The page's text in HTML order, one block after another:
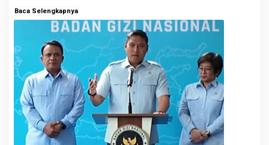
Baca Selengkapnya